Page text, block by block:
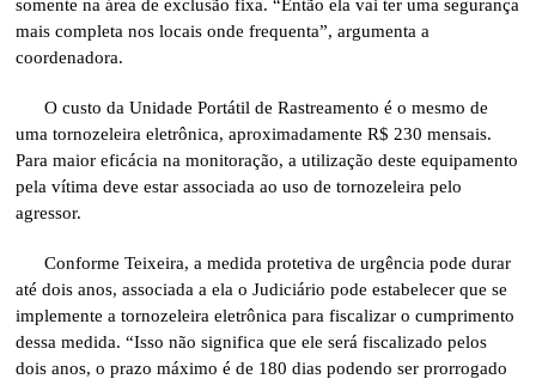
somente na área de exclusão fixa. “Então ela vai ter uma segurança
mais completa nos locais onde frequenta”, argumenta a
coordenadora.
O custo da Unidade Portátil de Rastreamento é o mesmo de
uma tornozeleira eletrônica, aproximadamente R$ 230 mensais.
Para maior eficácia na monitoração, a utilização deste equipamento
pela vítima deve estar associada ao uso de tornozeleira pelo
agressor.
Conforme Teixeira, a medida protetiva de urgência pode durar
até dois anos, associada a ela o Judiciário pode estabelecer que se
implemente a tornozeleira eletrônica para fiscalizar o cumprimento
dessa medida. “Isso não significa que ele será fiscalizado pelos
dois anos, o prazo máximo é de 180 dias podendo ser prorrogado